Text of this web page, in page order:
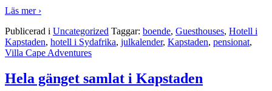
Läs mer ›
Publicerad i Uncategorized Taggar: boende, Guesthouses, Hotell i
Kapstaden, hotell i Sydafrika, julkalender, Kapstaden, pensionat,
Villa Cape Adventures
Hela gänget samlat i Kapstaden